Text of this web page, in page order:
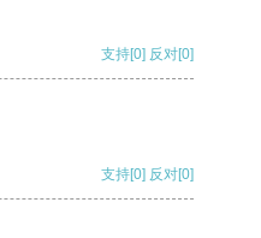
支持[0] 反对[0]
支持[0] 反对[0]